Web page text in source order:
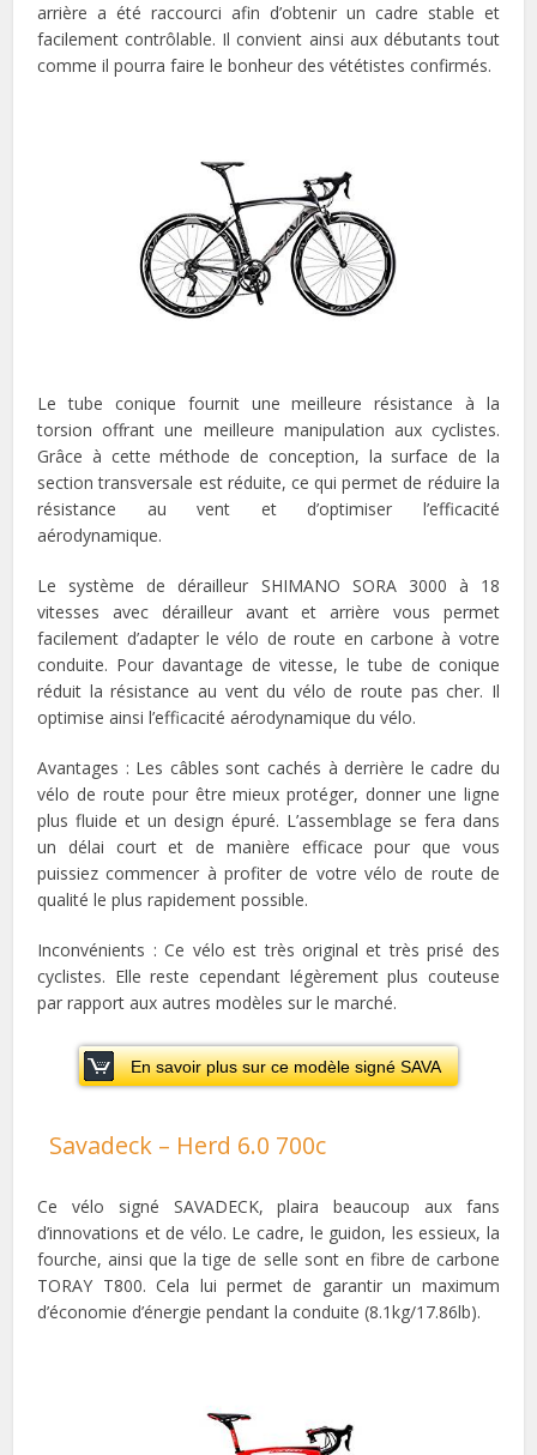
arrière a été raccourci afin d’obtenir un cadre stable et
facilement contrôlable. Il convient ainsi aux débutants tout
comme il pourra faire le bonheur des vététistes confirmés.
Le tube conique fournit une meilleure résistance à la
torsion offrant une meilleure manipulation aux cyclistes.
Grâce à cette méthode de conception, la surface de la
section transversale est réduite, ce qui permet de réduire la
résistance au vent et d’optimiser l’efficacité
aérodynamique.
Le système de dérailleur SHIMANO SORA 3000 à 18
vitesses avec dérailleur avant et arrière vous permet
facilement d’adapter le vélo de route en carbone à votre
conduite. Pour davantage de vitesse, le tube de conique
réduit la résistance au vent du vélo de route pas cher. Il
optimise ainsi l’efficacité aérodynamique du vélo.
Avantages : Les câbles sont cachés à derrière le cadre du
vélo de route pour être mieux protéger, donner une ligne
plus fluide et un design épuré. L’assemblage se fera dans
un délai court et de manière efficace pour que vous
puissiez commencer à profiter de votre vélo de route de
qualité le plus rapidement possible.
Inconvénients : Ce vélo est très original et très prisé des
cyclistes. Elle reste cependant légèrement plus couteuse
par rapport aux autres modèles sur le marché.
En savoir plus sur ce modèle signé SAVA
Savadeck – Herd 6.0 700c
Ce vélo signé SAVADECK, plaira beaucoup aux fans
d’innovations et de vélo. Le cadre, le guidon, les essieux, la
fourche, ainsi que la tige de selle sont en fibre de carbone
TORAY T800. Cela lui permet de garantir un maximum
d’économie d’énergie pendant la conduite (8.1kg/17.86lb).